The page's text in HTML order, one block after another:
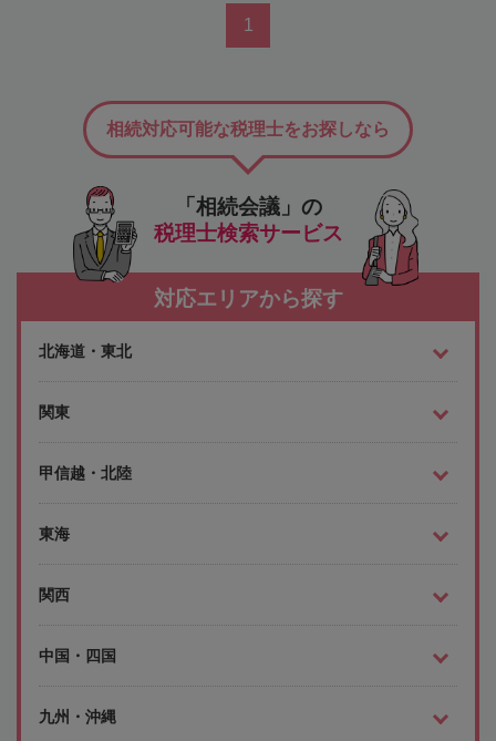
1
「相続会議」の
税理士検索サービス
相続対応可能な税理士をお探しなら
対応エリアから探す
北海道・東北
関東
甲信越・北陸
東海
関西
中国・四国
九州・沖縄